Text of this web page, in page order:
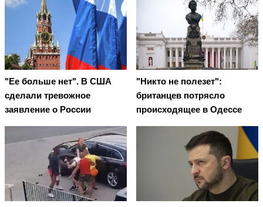
"Ее больше нет". В США
сделали тревожное
заявление о России
"Никто не полезет":
британцев потрясло
происходящее в Одессе